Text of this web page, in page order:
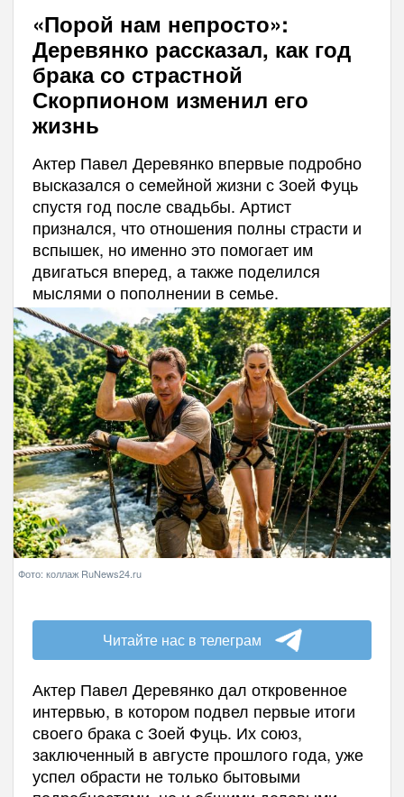
«Порой нам непросто»:
Деревянко рассказал, как год
брака со страстной
Скорпионом изменил его
жизнь
Актер Павел Деревянко впервые подробно
высказался о семейной жизни с Зоей Фуць
спустя год после свадьбы. Артист
признался, что отношения полны страсти и
вспышек, но именно это помогает им
двигаться вперед, а также поделился
мыслями о пополнении в семье.
Фото: коллаж RuNews24.ru
Читайте нас в телеграм
Актер Павел Деревянко дал откровенное
интервью, в котором подвел первые итоги
своего брака с Зоей Фуць. Их союз,
заключенный в августе прошлого года, уже
успел обрасти не только бытовыми